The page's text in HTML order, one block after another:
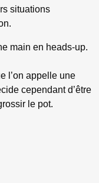
situations
main en heads-up.
l’on appelle une
cependant d’être
le pot.